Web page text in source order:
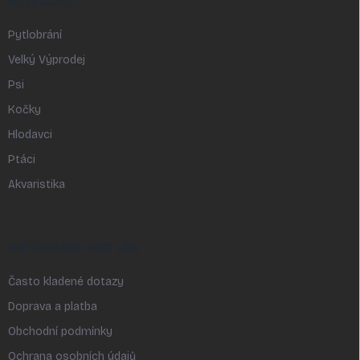
Pytlobrání
Velký Výprodej
Psi
Kočky
Hlodavci
Ptáci
Akvaristika
Často kladené dotazy
Doprava a platba
Obchodní podmínky
Ochrana osobních údajů